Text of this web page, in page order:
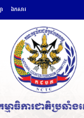
ឯកសារ